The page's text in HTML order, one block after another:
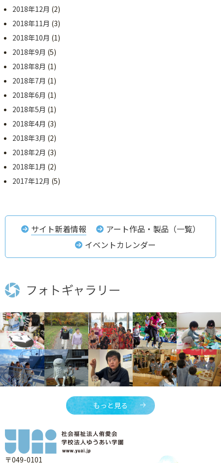
2018年12月 (2)
2018年11月 (3)
2018年10月 (1)
2018年9月 (5)
2018年8月 (1)
2018年7月 (1)
2018年6月 (1)
2018年5月 (1)
2018年4月 (3)
2018年3月 (2)
2018年2月 (3)
2018年1月 (2)
2017年12月 (5)
サイト新着情報
アート作品・製品（一覧）
イベントカレンダー
もっと見る
〒049-0101